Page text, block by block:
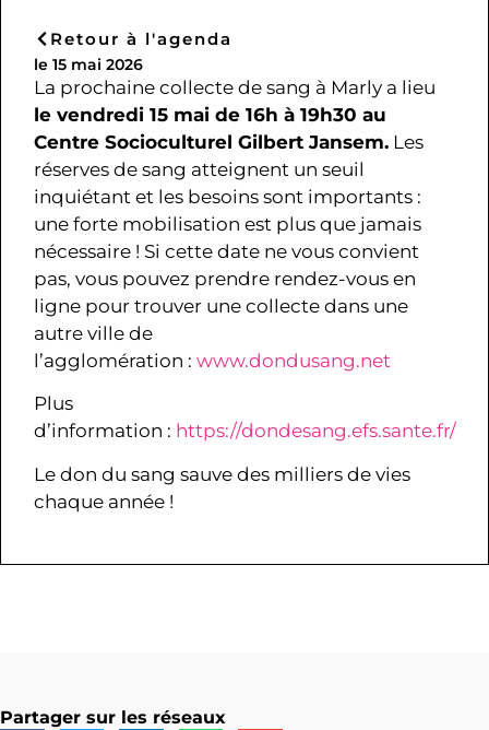
Retour à l'agenda
le 15 mai 2026
La prochaine collecte de sang à Marly a lieu
le vendredi 15 mai de 16h à 19h30 au
Centre Socioculturel Gilbert Jansem. Les
réserves de sang atteignent un seuil
inquiétant et les besoins sont importants :
une forte mobilisation est plus que jamais
nécessaire ! Si cette date ne vous convient
pas, vous pouvez prendre rendez-vous en
ligne pour trouver une collecte dans une
autre ville de
l’agglomération : www.dondusang.net
Plus
d’information : https://dondesang.efs.sante.fr/
Le don du sang sauve des milliers de vies
chaque année !
Partager sur les réseaux